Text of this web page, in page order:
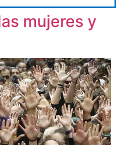
mujeres y